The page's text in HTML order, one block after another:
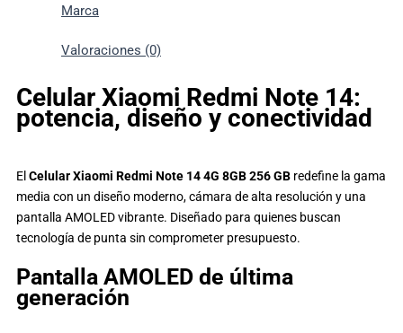
Marca
Valoraciones (0)
Celular Xiaomi Redmi Note 14:
potencia, diseño y conectividad
El Celular Xiaomi Redmi Note 14 4G 8GB 256 GB redefine la gama
media con un diseño moderno, cámara de alta resolución y una
pantalla AMOLED vibrante. Diseñado para quienes buscan
tecnología de punta sin comprometer presupuesto.
Pantalla AMOLED de última
generación